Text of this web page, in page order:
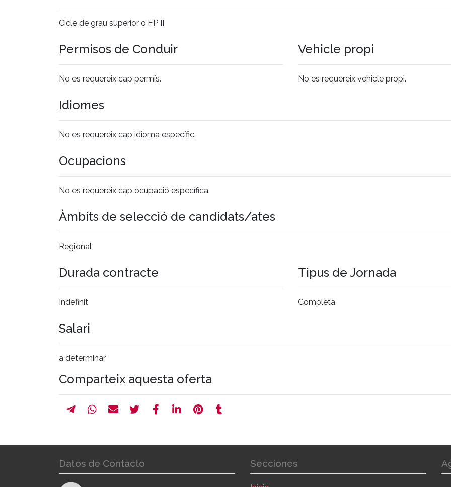
Cicle de grau superior o FP II
Permisos de Conduir
No es requereix cap permís.
Vehicle propi
No es requereix vehicle propi.
Idiomes
No es requereix cap idioma específic.
Ocupacions
No es requereix cap ocupació específica.
Àmbits de selecció de candidats/ates
Regional
Durada contracte
Indefinit
Tipus de Jornada
Completa
Salari
a determinar
Comparteix aquesta oferta
Datos de Contacto Secciones